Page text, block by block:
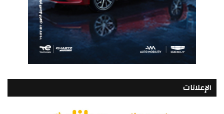
الإعلانات